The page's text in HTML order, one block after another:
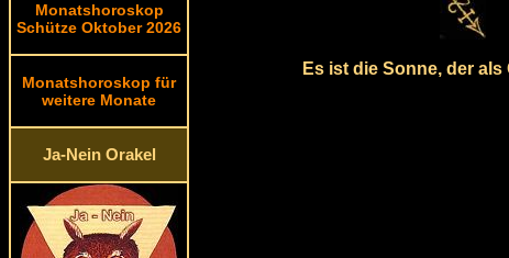
Monatshoroskop
Schütze Oktober 2026
Monatshoroskop für
weitere Monate
Ja-Nein Orakel
Es ist die Sonne, der